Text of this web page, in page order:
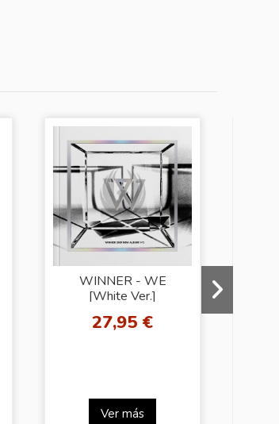
WINNER - WE
[White Ver.]
27,95 €
Ver más